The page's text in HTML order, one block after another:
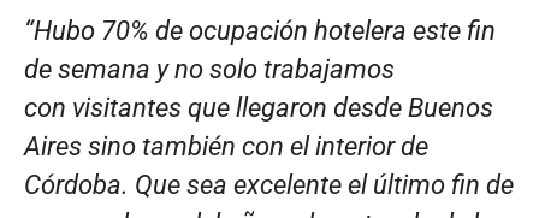
“Hubo 70% de ocupación hotelera este fin
de semana y no solo trabajamos
con visitantes que llegaron desde Buenos
Aires sino también con el interior de
Córdoba. Que sea excelente el último fin de